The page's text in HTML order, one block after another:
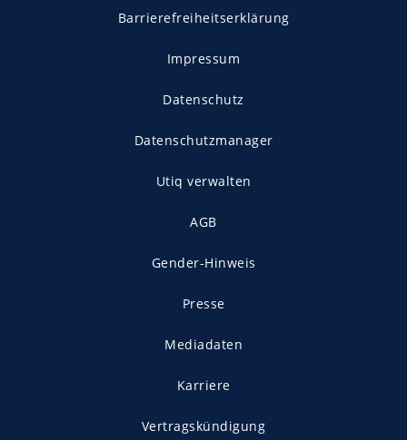
Barrierefreiheitserklärung
Impressum
Datenschutz
Datenschutzmanager
Utiq verwalten
AGB
Gender-Hinweis
Presse
Mediadaten
Karriere
Vertragskündigung